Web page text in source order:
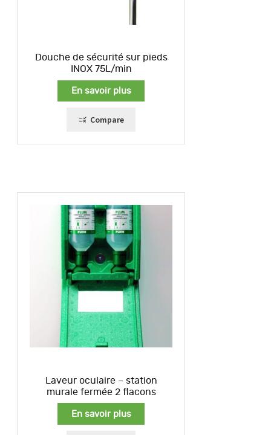
Douche de sécurité sur pieds
INOX 75L/min
En savoir plus
Compare
Laveur oculaire – station
murale fermée 2 flacons
En savoir plus